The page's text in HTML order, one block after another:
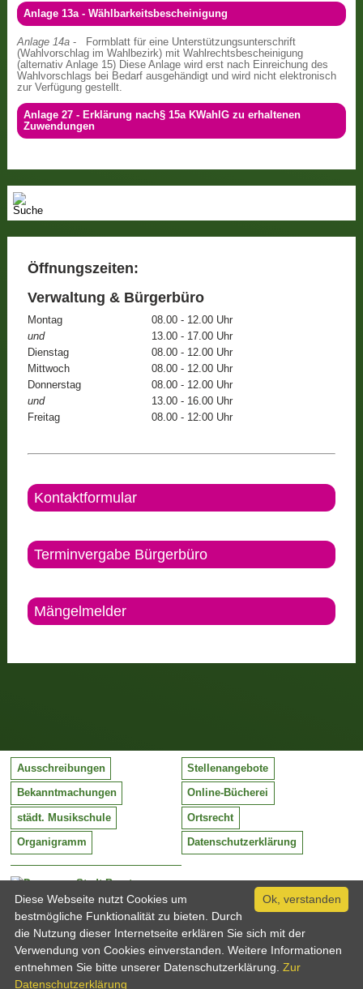
Anlage 13a - Wählbarkeitsbescheinigung
Anlage 14a - Formblatt für eine Unterstützungsunterschrift
(Wahlvorschlag im Wahlbezirk) mit Wahlrechtsbescheinigung
(alternativ Anlage 15) Diese Anlage wird erst nach Einreichung des
Wahlvorschlags bei Bedarf ausgehändigt und wird nicht elektronisch
zur Verfügung gestellt.
Anlage 27 - Erklärung nach§ 15a KWahlG zu erhaltenen
Zuwendungen
Öffnungszeiten:
Verwaltung & Bürgerbüro
Montag
08.00 - 12.00 Uhr
und
13.00 - 17.00 Uhr
Dienstag
08.00 - 12.00 Uhr
Mittwoch
08.00 - 12.00 Uhr
Donnerstag
08.00 - 12.00 Uhr
und
13.00 - 16.00 Uhr
Freitag
08.00 - 12:00 Uhr
Kontaktformular
Terminvergabe Bürgerbüro
Mängelmelder
Stadt Barntrup
Mittelstraße 38
32683 Barntrup
Tel:
Email:
05263 / 409-0
info@barntrup.de
Ausschreibungen Stellenangebote
Bekanntmachungen Online-Bücherei
städt. Musikschule Ortsrecht
Organigramm Datenschutzerklärung
Ok, verstanden
Diese Webseite nutzt Cookies um
bestmögliche Funktionalität zu bieten. Durch
die Nutzung dieser Internetseite erklären Sie sich mit der
Verwendung von Cookies einverstanden. Weitere Informationen
entnehmen Sie bitte unserer Datenschutzerklärung. Zur
Datenschutzerklärung